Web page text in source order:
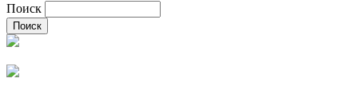
Поиск